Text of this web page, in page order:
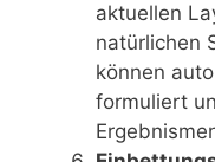
aktuellen
natürlichen
können
formuliert